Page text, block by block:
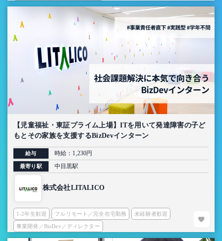
【児童福祉・東証プライム上場】ITを用いて発達障害の子ど
もとその家族を支援するBizDevインターン
給与 時給：1,230円
最寄り駅 中目黒駅
株式会社LITALICO
1-2年生歓迎 フルリモート／完全在宅勤務 未経験者歓迎
事業開発／BizDev／ディレクター